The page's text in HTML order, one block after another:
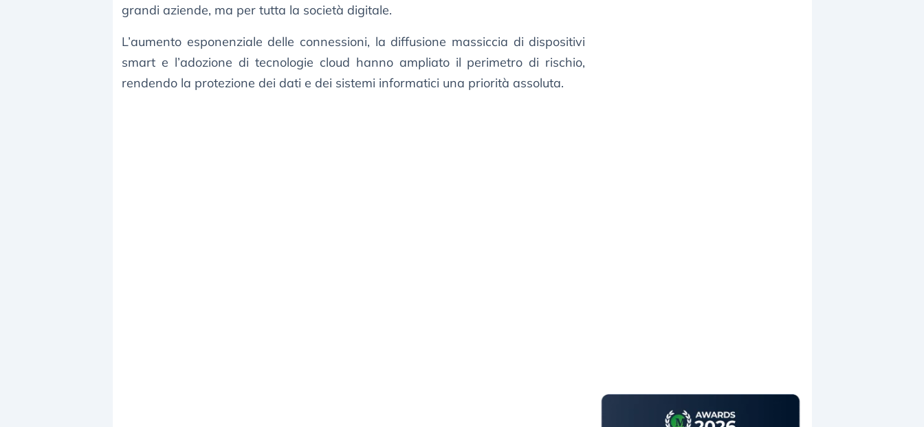
grandi aziende, ma per tutta la società digitale.
L’aumento esponenziale delle connessioni, la diffusione massiccia di dispositivi
smart e l’adozione di tecnologie cloud hanno ampliato il perimetro di rischio,
rendendo la protezione dei dati e dei sistemi informatici una priorità assoluta.